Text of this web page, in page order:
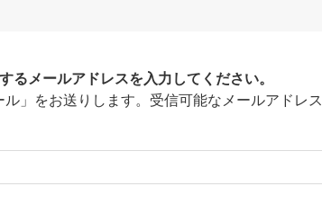
メールアドレスを入力してください。
」をお送りします。受信可能なメールアドレス